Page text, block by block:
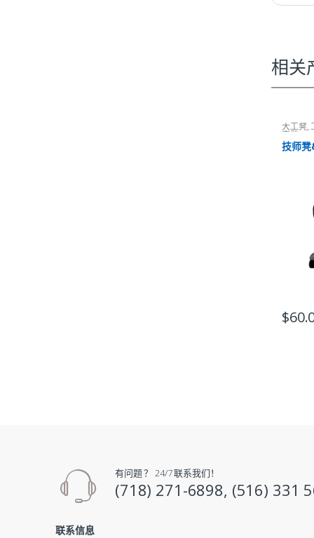
相关
大工凳,
容凳
技师
$
有问题 ？ 24/7 联系我们！
(718) 271-6898, (516) 331
联系信息